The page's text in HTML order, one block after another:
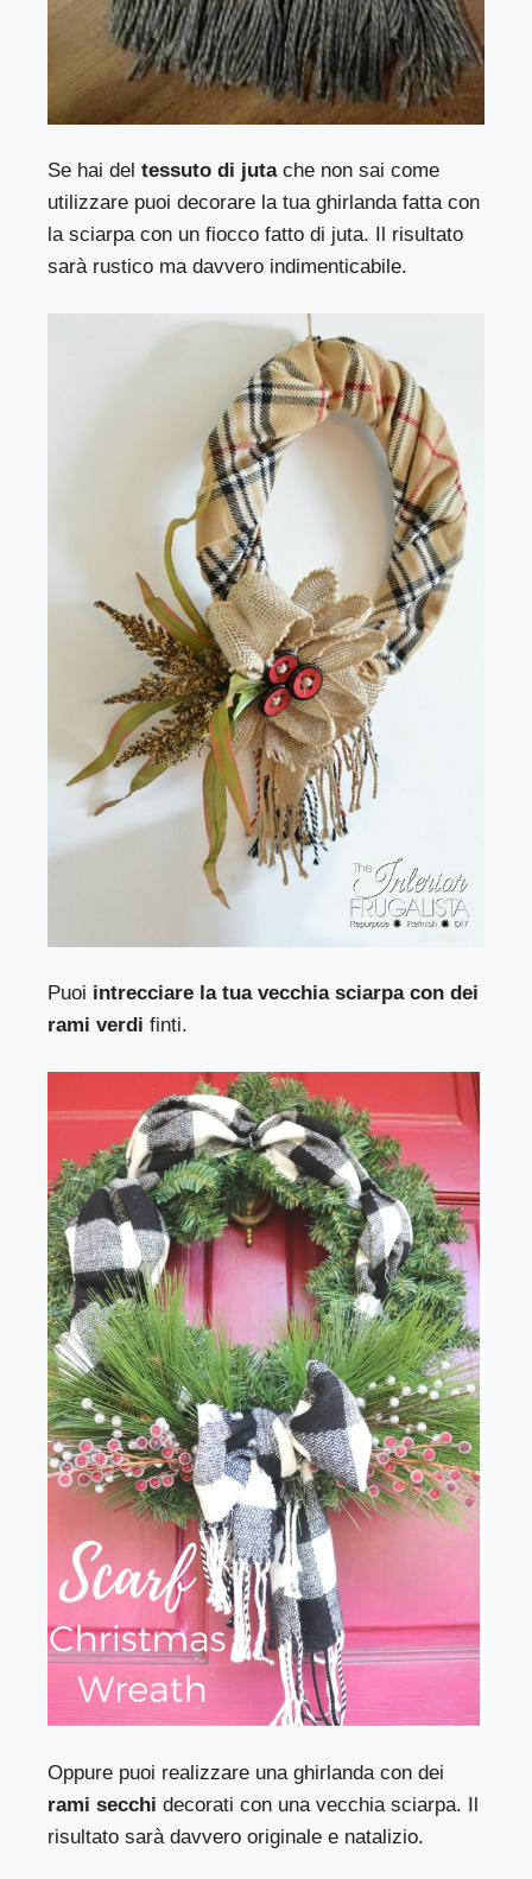
Se hai deltessuto di jutache non sai come
utilizzare puoi decorare la tua ghirlanda fatta con
la sciarpa con un fiocco fatto di juta. Il risultato
sarà rustico ma davvero indimenticabile.
Puoi intrecciare la tua vecchia sciarpa con dei
rami verdi finti.
Oppure puoi realizzare una ghirlanda con dei
rami secchi decorati con una vecchia sciarpa. Il
risultato sarà davvero originale e natalizio.